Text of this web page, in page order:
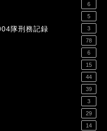
6
5
隊刑務記録 3
78
6
15
44
39
3
29
14